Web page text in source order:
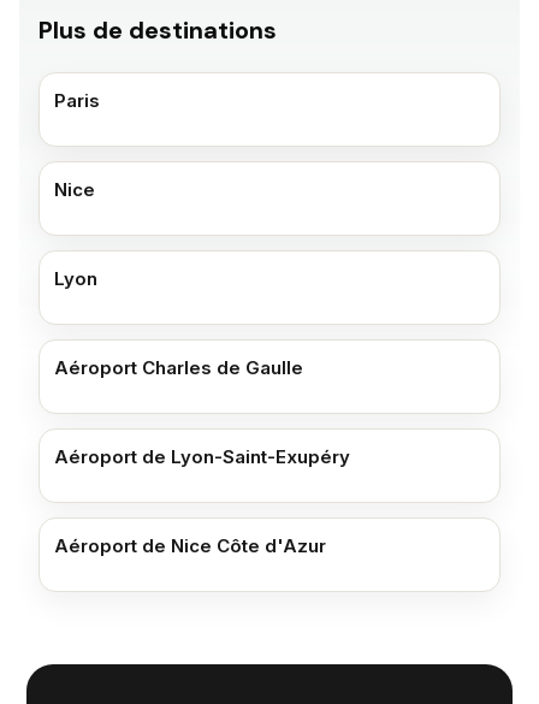
Plus de destinations
Paris
Nice
Lyon
Aéroport Charles de Gaulle
Aéroport de Lyon-Saint-Exupéry
Aéroport de Nice Côte d'Azur